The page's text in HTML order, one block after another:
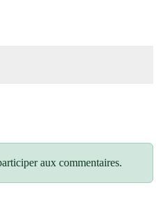
aux commentaires.